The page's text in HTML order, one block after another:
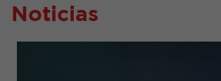
Noticias